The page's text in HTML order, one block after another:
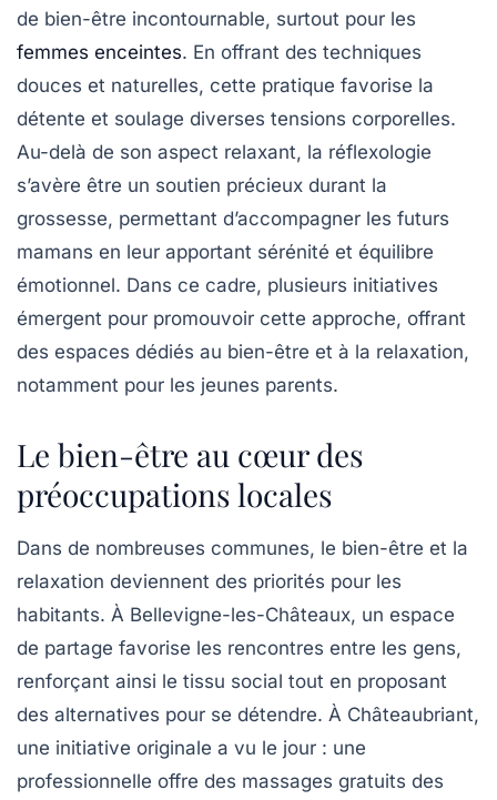
de bien-être incontournable, surtout pour les
femmes enceintes. En offrant des techniques
douces et naturelles, cette pratique favorise la
détente et soulage diverses tensions corporelles.
Au-delà de son aspect relaxant, la réflexologie
s’avère être un soutien précieux durant la
grossesse, permettant d’accompagner les futurs
mamans en leur apportant sérénité et équilibre
émotionnel. Dans ce cadre, plusieurs initiatives
émergent pour promouvoir cette approche, offrant
des espaces dédiés au bien-être et à la relaxation,
notamment pour les jeunes parents.
Le bien-être au cœur des
préoccupations locales
Dans de nombreuses communes, le bien-être et la
relaxation deviennent des priorités pour les
habitants. À Bellevigne-les-Châteaux, un espace
de partage favorise les rencontres entre les gens,
renforçant ainsi le tissu social tout en proposant
des alternatives pour se détendre. À Châteaubriant,
une initiative originale a vu le jour : une
professionnelle offre des massages gratuits des